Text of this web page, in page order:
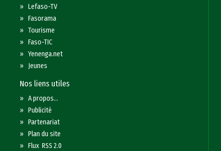
»Lefaso-TV
»Fasorama
»Tourisme
»Faso-TIC
»Yenenga.net
» Jeunes
Nos liens utiles
»A propos...
»Publicité
»Partenariat
»Plan du site
»Flux RSS 2.0